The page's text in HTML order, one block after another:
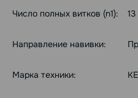
Число полных витков (n1): 13
Направление навивки:
Марка техники: